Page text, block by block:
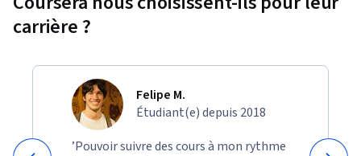
carrière ?
Felipe M.
Étudiant(e) depuis 2018
’Pouvoir suivre des cours à mon rythme